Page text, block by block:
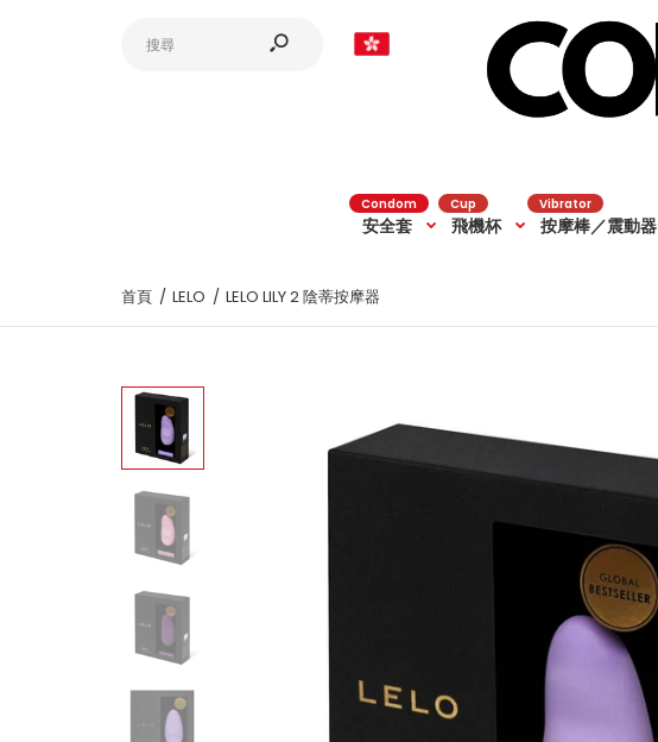
安全套
Condom
飛機杯
Cup
按摩棒／震動器
Vibrator
首頁 LELO LELO LILY 2 陰蒂按摩器